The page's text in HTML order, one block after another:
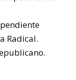
Radical.